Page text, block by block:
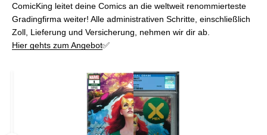
ComicKing leitet deine Comics an die weltweit renommierteste
Gradingfirma weiter! Alle administrativen Schritte, einschließlich
Zoll, Lieferung und Versicherung, nehmen wir dir ab.
Hier gehts zum Angebot✅